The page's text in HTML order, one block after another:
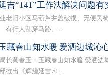
吉“141”工作法解决问题
旧小区马葫芦井盖破损、无便民
行人乱穿马路、 ...
藏春山知水暖 爱洒边城沁
长黄春玉：玉藏春山知水暖 爱洒
推出《辉煌延吉70 ...